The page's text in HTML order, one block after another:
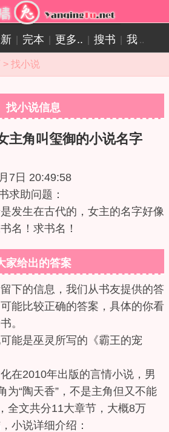
完本 更多.. 搜书 我 ..
> 找小说
找小说信息
主角叫玺御的小说名字
7日 20:49:58
求助问题：
发生在古代的，女主的名字好像
名！求书名！
家给出的答案
下的信息，我们从书友提供的答
能比较正确的答案，具体的你看
。
能是巫灵所写的《霸王的宠
在2010年出版的言情小说，男
为“陶天香”，不是主角但又不能
全文共分11大章节，大概8万
小说详细介绍：